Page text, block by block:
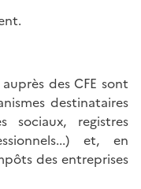
des CFE sont
destinataires
sociaux, registres
et, en
des entreprises